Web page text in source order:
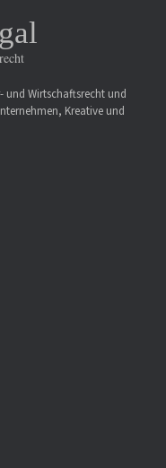
und Wirtschaftsrecht und
Kreative und